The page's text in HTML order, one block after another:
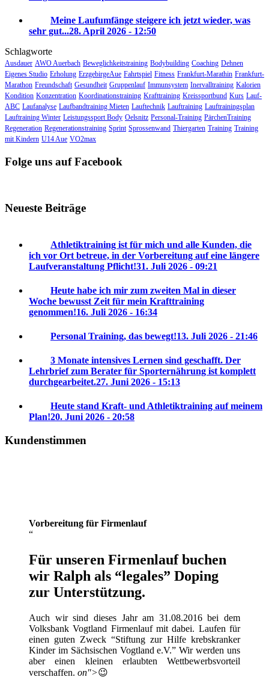
Meine Laufumfänge steigere ich jetzt wieder, was
sehr gut...28. April 2026 - 12:50
Schlagworte
Ausdauer AWO Auerbach Beweglichkeitstraining Bodybuilding Coaching Dehnen
Eigenes Studio Erholung ErzgebirgeAue Fahrtspiel Fitness Frankfurt-Marathin Frankfurt-
Marathon Freundschaft Gesundheit Gruppenlauf Immunsystem Inervalltraining Kalorien
Kondition Konzentration Koordinationstraining Krafttraining Kreissportbund Kurs Lauf-
ABC Laufanalyse Laufbandtraining Mieten Lauftechnik Lauftraining Lauftrainingsplan
Lauftraining Winter Leistungssport Body Oelsnitz Personal-Training PärchenTraining
Regeneration Regenerationstraining Sprint Sprossenwand Thiergarten Training Training
mit Kindern U14 Aue VO2max
Folge uns auf Facebook
Neueste Beiträge
Athletiktraining ist für mich und alle Kunden, die
ich vor Ort betreue, in der Vorbereitung auf eine längere
Laufveranstaltung Pflicht!31. Juli 2026 - 09:21
Heute habe ich mir zum zweiten Mal in dieser
Woche bewusst Zeit für mein Krafttraining
genommen!16. Juli 2026 - 16:34
Personal Training, das bewegt!13. Juli 2026 - 21:46
3 Monate intensives Lernen sind geschafft. Der
Lehrbrief zum Berater für Sporternährung ist komplett
durchgearbeitet.27. Juni 2026 - 15:13
Heute stand Kraft- und Athletiktraining auf meinem
Plan!20. Juni 2026 - 20:58
Kundenstimmen
Vorbereitung für Firmenlauf
Für unseren Firmenlauf buchen
wir Ralph als “legales” Doping
zur Unterstützung.
Auch wir sind dieses Jahr am 31.08.2016 bei dem
Volksbank Vogtland Firmenlauf mit dabei. Laufen für
einen guten Zweck “Stiftung zur Hilfe krebskranker
Kinder im Sächsischen Vogtland e.V.” Wir werden uns
aber einen kleinen erlaubten Wettbewerbsvorteil
verschaffen. on">😉